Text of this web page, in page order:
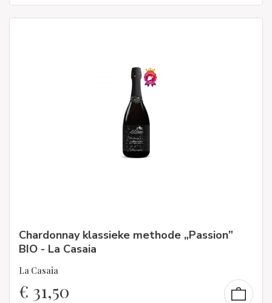
Chardonnay klassieke methode „Passion”
BIO - La Casaia
La Casaia
€ 31,50